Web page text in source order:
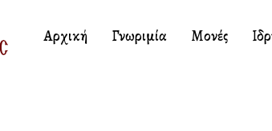
Αρχική Γνωριμία Μονές